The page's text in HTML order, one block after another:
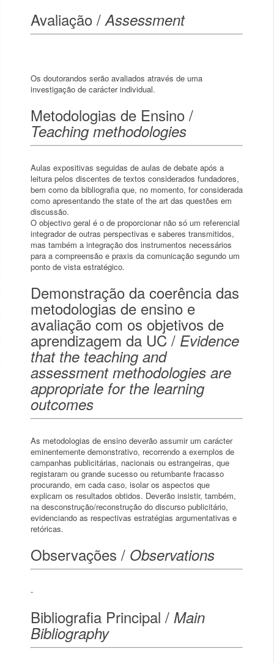
Avaliação /Assessment
Os doutorandos serão avaliados através de uma
investigação de carácter individual.
Metodologias de Ensino /
Teaching methodologies
Aulas expositivas seguidas de aulas de debate após a
leitura pelos discentes de textos considerados fundadores,
bem como da bibliografia que, no momento, for considerada
como apresentando the state of the art das questões em
discussão.
O objectivo geral é o de proporcionar não só um referencial
integrador de outras perspectivas e saberes transmitidos,
mas também a integração dos instrumentos necessários
para a compreensão e praxis da comunicação segundo um
Demonstração da coerência das
metodologias de ensino e
avaliação com os objetivos de
aprendizagem da UC / Evidence
that the teaching and
assessment methodologies are
appropriate for the learning
outcomes
As metodologias de ensino deverão assumir um carácter
eminentemente demonstrativo, recorrendo a exemplos de
campanhas publicitárias, nacionais ou estrangeiras, que
registaram ou grande sucesso ou retumbante fracasso
procurando, em cada caso, isolar os aspectos que
explicam os resultados obtidos. Deverão insistir, também,
na desconstrução/reconstrução do discurso publicitário,
evidenciando as respectivas estratégias argumentativas e
retóricas.
Observações / Observations
-
Bibliografia Principal / Main
Bibliography